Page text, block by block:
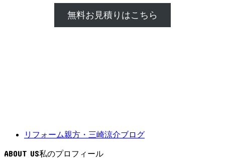
無料お見積りはこちら
リフォーム親方・三崎涼介ブログ
ABOUT US